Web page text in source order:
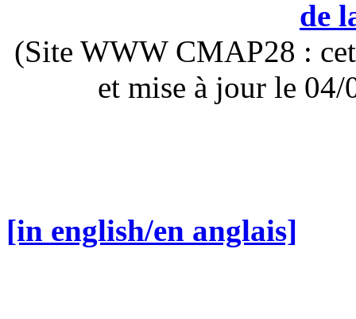
de
(Site WWW CMAP28 :
et mise à jour le
[in english/en anglais]